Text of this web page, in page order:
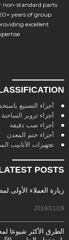
non-standard parts
years of group
excellent
أجزاء التصنيع
أجزاء تزوير الساخنة
أجزاء صب دقيقة
أجزاء ختم المعدن
تجهيزات الأنابيب
POSTS
زيارة العملاء الأولى
2019/11/19
الطرق الأكثر شيوعا